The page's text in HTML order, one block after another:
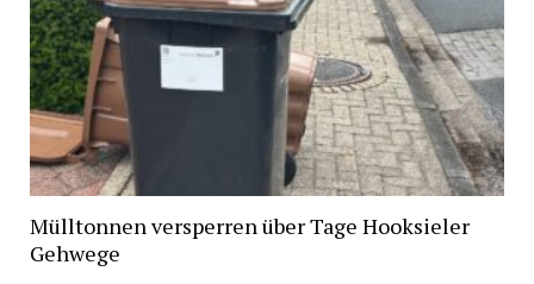
Mülltonnen versperren über Tage Hooksieler
Gehwege